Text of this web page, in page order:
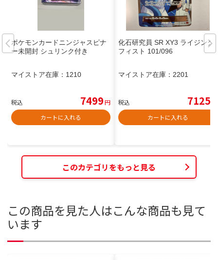
ポケモンカードニンジャスピナ
ー未開封 シュリンク付き
マイストア在庫： 1210
税込 7499円
カートに入れる
化石研究員 SR XY3 ライジング
フィスト 101/096
マイストア在庫： 2201
税込 7125
カートに入れる
このカテゴリをもっと見る
この商品を見た人はこんな商品も見て
います